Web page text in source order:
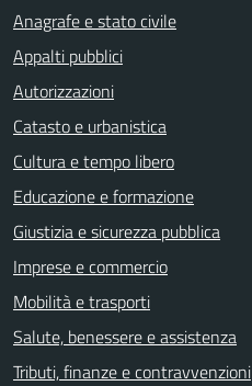
Anagrafe e stato civile
Appalti pubblici
Autorizzazioni
Catasto e urbanistica
Cultura e tempo libero
Educazione e formazione
Giustizia e sicurezza pubblica
Imprese e commercio
Mobilità e trasporti
Salute, benessere e assistenza
Tributi, finanze e contravvenzioni